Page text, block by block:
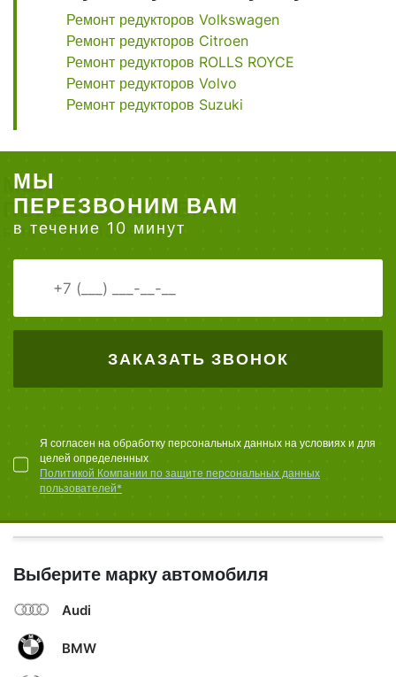
Ремонт редукторов Volkswagen
Ремонт редукторов Citroen
Ремонт редукторов ROLLS ROYCE
Ремонт редукторов Volvo
Ремонт редукторов Suzuki
МЫ
ПЕРЕЗВОНИМ ВАМ
в течение 10 минут
ЗАКАЗАТЬ ЗВОНОК
Я согласен на обработку персональных данных на условиях и для
целей определенных
Политикой Компании по защите персональных данных
пользователей*
Выберите марку автомобиля
Audi
BMW